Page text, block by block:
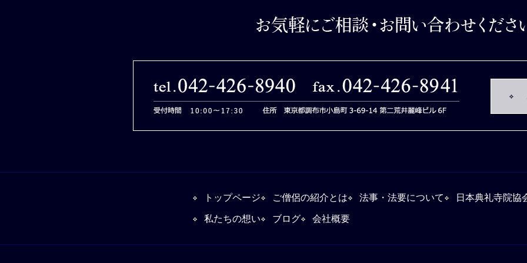
トップページ ご僧侶の紹介とは 法事・法要について 日本典礼寺院協
私たちの想い ブログ 会社概要